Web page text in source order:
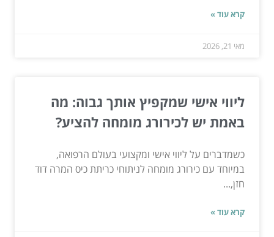
קרא עוד »
מאי 21, 2026
ליווי אישי שמקפיץ אותך גבוה: מה
באמת יש לכירורג מומחה להציע?
כשמדברים על ליווי אישי ומקצועי בעולם הרפואה,
במיוחד עם כירורג מומחה לניתוחי כריתת כיס המרה דוד
חזן,...
קרא עוד »